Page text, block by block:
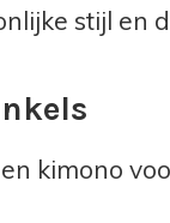
stijl en
kimono